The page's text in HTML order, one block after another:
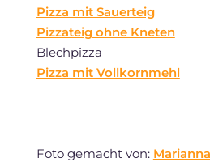
Pizza mit Sauerteig
Pizzateig ohne Kneten
Blechpizza
Pizza mit Vollkornmehl
Foto gemacht von: